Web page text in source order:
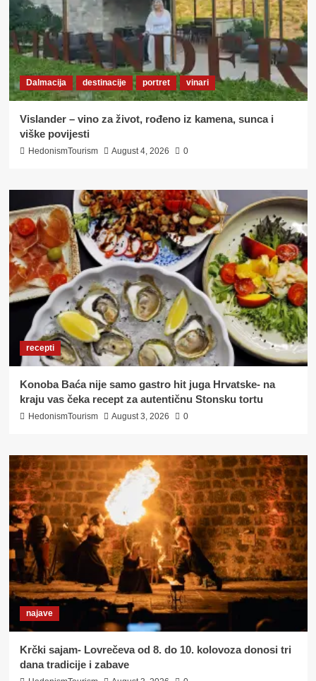
Dalmacija destinacije portret vinari
Vislander – vino za život, rođeno iz kamena, sunca i
viške povijesti
HedonismTourism August 4, 2026 0
recepti
Konoba Baća nije samo gastro hit juga Hrvatske- na
kraju vas čeka recept za autentičnu Stonsku tortu
HedonismTourism August 3, 2026 0
najave
Krčki sajam- Lovrečeva od 8. do 10. kolovoza donosi tri
dana tradicije i zabave